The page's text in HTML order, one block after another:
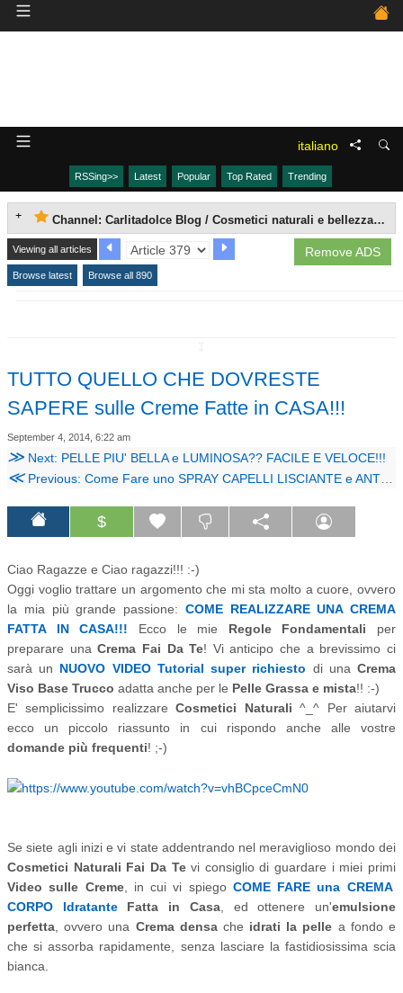
italiano
RSSing>> Latest Popular Top Rated Trending
Channel: Carlitadolce Blog / Cosmetici naturali e bellezza fai da te
Remove ADS
Viewing all articles
Browse latest Browse all 890
TUTTO QUELLO CHE DOVRESTE
SAPERE sulle Creme Fatte in CASA!!!
September 4, 2014, 6:22 am
≫ Next: PELLE PIU' BELLA e LUMINOSA?? FACILE E VELOCE!!!
≪Previous: Come Fare uno SPRAY CAPELLI LISCIANTE e ANTICRESPO!! Super FACILISSIMO!!!
$
Ciao Ragazze e Ciao ragazzi!!! :-)
Oggi voglio trattare un argomento che mi sta molto a cuore, ovvero
la mia più grande passione: COME REALIZZARE UNA CREMA
FATTA IN CASA!!! Ecco le mie Regole Fondamentali per
preparare unaCrema Fai Da Te! Vi anticipo che a brevissimo ci
sarà un NUOVO VIDEO Tutorial super richiesto di una Crema
Viso Base Trucco adatta anche per le Pelle Grassa e mista!! :-)
E' semplicissimo realizzareCosmetici Naturali^_^ Per aiutarvi
ecco un piccolo riassunto in cui rispondo anche alle vostre
domande più frequenti! ;-)
Se siete agli inizi e vi state addentrando nel meraviglioso mondo dei
Cosmetici Naturali Fai Da Tevi consiglio di guardare i miei primi
Video sulle Creme, in cui vi spiego COME FARE una CREMA
CORPO IdratanteFatta in Casa, ed ottenere un'emulsione
perfetta , ovvero una Crema densa che idrati la pelle a fondo e
che si assorba rapidamente, senza lasciare la fastidiosissima scia
bianca.